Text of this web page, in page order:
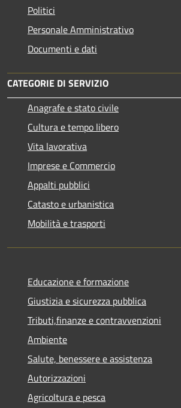
Politici
Personale Amministrativo
Documenti e dati
CATEGORIE DI SERVIZIO
Anagrafe e stato civile
Cultura e tempo libero
Vita lavorativa
Imprese e Commercio
Appalti pubblici
Catasto e urbanistica
Mobilità e trasporti
Educazione e formazione
Giustizia e sicurezza pubblica
Tributi,finanze e contravvenzioni
Ambiente
Salute, benessere e assistenza
Autorizzazioni
Agricoltura e pesca